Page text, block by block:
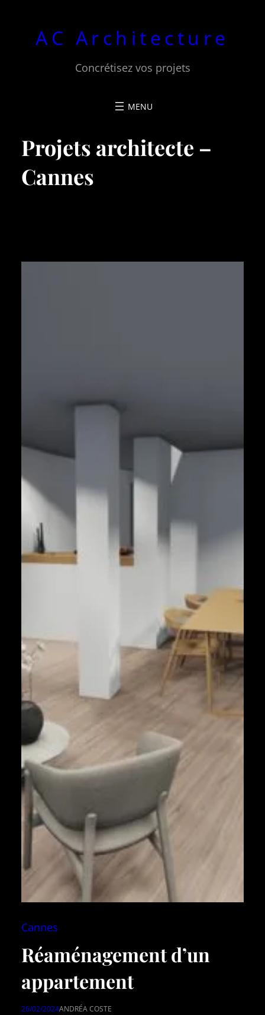
contenuAC Architecture
Concrétisez vos projets
Projets architecte –
Cannes
Cannes
Réaménagement d’un
appartement
26/02/2024ANDRÉA COSTE